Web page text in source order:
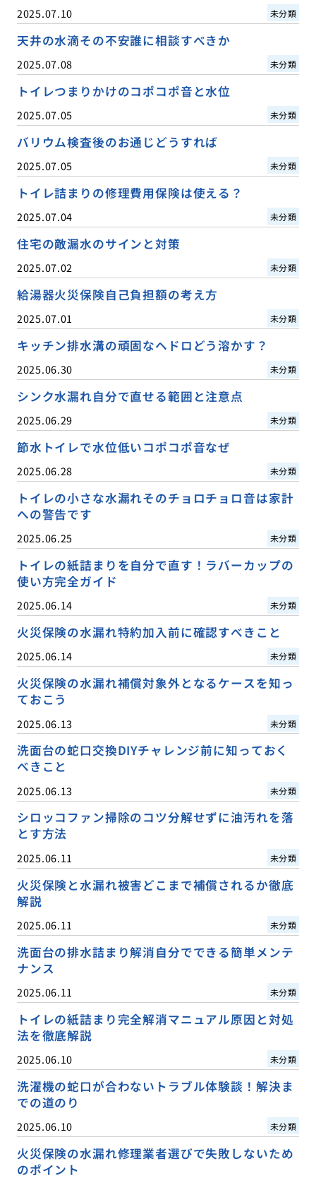
2025.07.10 未分類
天井の水滴その不安誰に相談すべきか
2025.07.08 未分類
トイレつまりかけのコポコポ音と水位
2025.07.05 未分類
バリウム検査後のお通じどうすれば
2025.07.05 未分類
トイレ詰まりの修理費用保険は使える？
2025.07.04 未分類
住宅の敵漏水のサインと対策
2025.07.02 未分類
給湯器火災保険自己負担額の考え方
2025.07.01 未分類
キッチン排水溝の頑固なヘドロどう溶かす？
2025.06.30 未分類
シンク水漏れ自分で直せる範囲と注意点
2025.06.29 未分類
節水トイレで水位低いコポコポ音なぜ
2025.06.28 未分類
トイレの小さな水漏れそのチョロチョロ音は家計
への警告です
2025.06.25 未分類
トイレの紙詰まりを自分で直す！ラバーカップの
使い方完全ガイド
2025.06.14 未分類
火災保険の水漏れ特約加入前に確認すべきこと
2025.06.14 未分類
火災保険の水漏れ補償対象外となるケースを知っ
ておこう
2025.06.13 未分類
洗面台の蛇口交換DIYチャレンジ前に知っておく
べきこと
2025.06.13 未分類
シロッコファン掃除のコツ分解せずに油汚れを落
とす方法
2025.06.11 未分類
火災保険と水漏れ被害どこまで補償されるか徹底
解説
2025.06.11 未分類
洗面台の排水詰まり解消自分でできる簡単メンテ
ナンス
2025.06.11 未分類
トイレの紙詰まり完全解消マニュアル原因と対処
法を徹底解説
2025.06.10 未分類
洗濯機の蛇口が合わないトラブル体験談！解決ま
での道のり
2025.06.10 未分類
火災保険の水漏れ修理業者選びで失敗しないため
のポイント